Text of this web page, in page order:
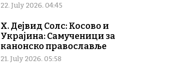
22. July 2026. 04:45
Х. Дејвид Солс: Косово и
Украјина: Самученици за
канонско православље
21. July 2026. 05:58